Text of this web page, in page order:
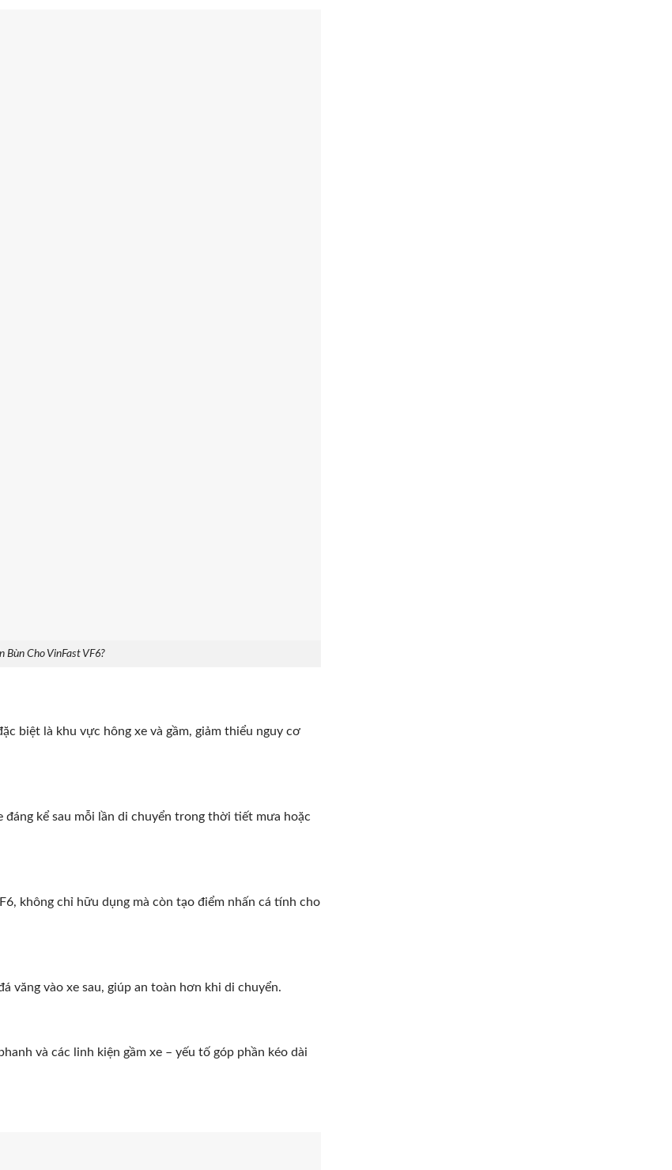
Bùn Cho VinFast VF6?
biệt là khu vực hông xe và gầm, giảm thiểu nguy cơ
kể sau mỗi lần di chuyển trong thời tiết mưa hoặc
không chỉ hữu dụng mà còn tạo điểm nhấn cá tính cho
văng vào xe sau, giúp an toàn hơn khi di chuyển.
và các linh kiện gầm xe – yếu tố góp phần kéo dài